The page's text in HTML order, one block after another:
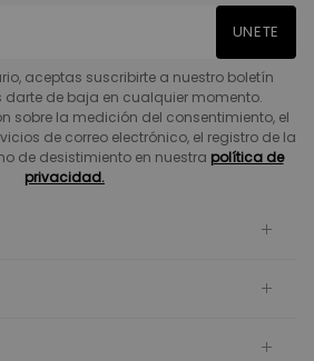
UNETE
aceptas suscribirte a nuestro boletín
darte de baja en cualquier momento.
sobre la medición del consentimiento, el
de correo electrónico, el registro de la
de desistimiento en nuestra política de
privacidad.